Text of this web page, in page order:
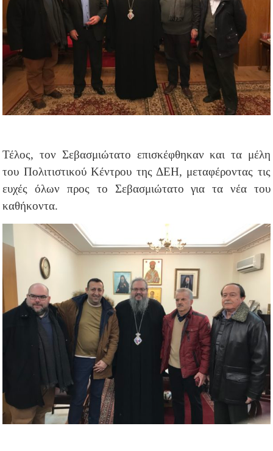
Τέλος, τον Σεβασμιώτατο επισκέφθηκαν και τα μέλη
του Πολιτιστικού Κέντρου της ΔΕΗ, μεταφέροντας τις
ευχές όλων προς το Σεβασμιώτατο για τα νέα του
καθήκοντα.